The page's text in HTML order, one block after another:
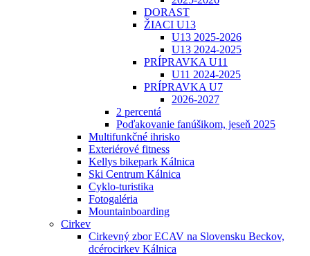
DORAST
ŽIACI U13
U13 2025-2026
U13 2024-2025
PRÍPRAVKA U11
U11 2024-2025
PRÍPRAVKA U7
2026-2027
2 percentá
Poďakovanie fanúšikom, jeseň 2025
Multifunkčné ihrisko
Exteriérové fitness
Kellys bikepark Kálnica
Ski Centrum Kálnica
Cyklo-turistika
Fotogaléria
Mountainboarding
Cirkev
Cirkevný zbor ECAV na Slovensku Beckov,
dcérocirkev Kálnica